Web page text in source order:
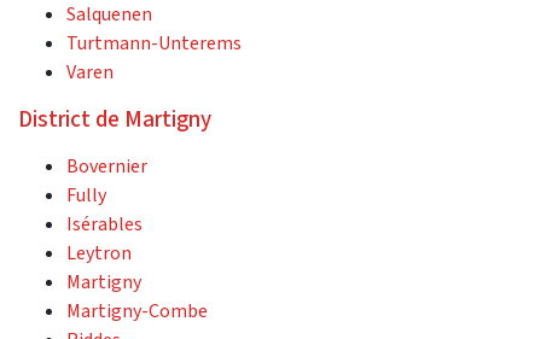
Salquenen
Turtmann-Unterems
Varen
District de Martigny
Bovernier
Fully
Isérables
Leytron
Martigny
Martigny-Combe